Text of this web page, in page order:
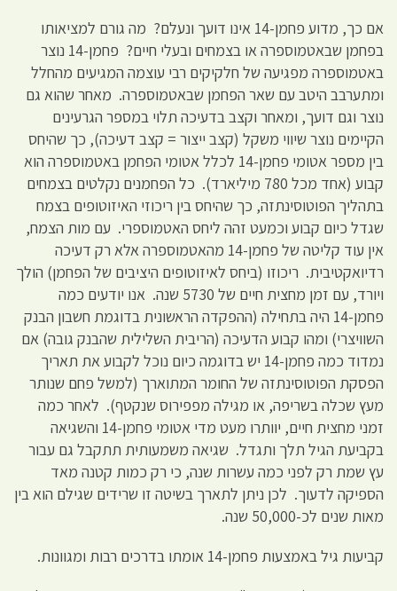
אם כך, מדוע פחמן-14 אינו דועך ונעלם? מה גורם למציאותו
בפחמן שבאטמוספרה או בצמחים ובעלי חיים? פחמן-14 נוצר
באטמוספרה מפגיעה של חלקיקים רבי עוצמה המגיעים מהחלל
ומתערבב היטב עם שאר הפחמן שבאטמוספרה. מאחר שהוא גם
נוצר וגם דועך, ומאחר וקצב בדעיכה תלוי במספר הגרעינים
הקיימים נוצר שיווי משקל (קצב ייצור = קצב דעיכה), כך שהיחס
בין מספר אטומי פחמן-14 לכלל אטומי הפחמן באטמוספרה הוא
קבוע (אחד מכל 780 מיליארד). כל הפחמנים נקלטים בצמחים
בתהליך הפוטוסינתזה, כך שהיחס בין ריכוזי האיזוטופים בצמח
שגדל כיום קבוע וכמעט זהה ליחס האטמוספרי. עם מות הצמח,
אין עוד קליטה של פחמן-14 מהאטמוספרה אלא רק דעיכה
רדיואקטיבית. ריכוזו (ביחס לאיזוטופים היציבים של הפחמן) הולך
ויורד, עם זמן מחצית חיים של 5730 שנה. אנו יודעים כמה
פחמן-14 היה בתחילה (ההפקדה הראשונית בדוגמת חשבון הבנק
השוויצרי) ומהו קבוע הדעיכה (הריבית השלילית שהבנק גובה) אם
נמדוד כמה פחמן-14 יש בדוגמה כיום נוכל לקבוע את תאריך
הפסקת הפוטוסינתזה של החומר המתוארך (למשל פחם שנותר
מעץ שכלה בשריפה, או מגילה מפפירוס שנקטף). לאחר כמה
זמני מחצית חיים, יוותרו מעט מדי אטומי פחמן-14 והשגיאה
בקביעת הגיל תלך ותגדל. שגיאה משמעותית תתקבל גם עבור
עץ שמת רק לפני כמה עשרות שנה, כי רק כמות קטנה מאד
הספיקה לדעוך. לכן ניתן לתארך בשיטה זו שרידים שגילם הוא בין
מאות שנים לכ-50,000 שנה.
קביעות גיל באמצעות פחמן-14 אומתו בדרכים רבות ומגוונות.